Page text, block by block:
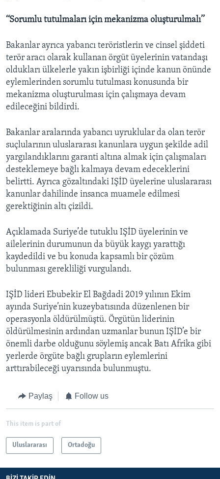
‘‘Sorumlu tutulmaları için mekanizma oluşturulmalı’’
Bakanlar ayrıca yabancı teröristlerin ve cinsel şiddeti
terör aracı olarak kullanan örgüt üyelerinin vatandaşı
oldukları ülkelerle yakın işbirliği içinde kanun önünde
eylemlerinden sorumlu tutulması konusunda bir
mekanizma oluşturulması için çalışmaya devam
edileceğini bildirdi.
Bakanlar aralarında yabancı uyruklular da olan terör
suçlularının uluslararası kanunlara uygun şekilde adil
yargılandıklarını garanti altına almak için çalışmaları
desteklemeye bağlı kalmaya devam edeceklerini
belirtti. Ayrıca gözaltındaki IŞİD üyelerine uluslararası
kanunlar dahilinde insanca muamele edilmesi
gerektiğinin altı çizildi.
Açıklamada Suriye’de tutuklu IŞİD üyelerinin ve
ailelerinin durumunun da büyük kaygı yarattığı
kaydedildi ve bu konuda kapsamlı bir çözüm
bulunması gerekliliği vurgulandı.
IŞİD lideri Ebubekir El Bağdadi 2019 yılının Ekim
ayında Suriye’nin kuzeybatısında düzenlenen bir
operasyonla öldürülmüştü. Örgütün liderinin
öldürülmesinin ardından uzmanlar bunun IŞİD’e bir
önemli darbe olduğunu söylemiş ancak Batı Afrika gibi
yerlerde örgüte bağlı grupların eylemlerini
arttırabileceği uyarısında bulunmuştu.
Paylaş Follow us
This item is part of
Uluslararası Ortadoğu